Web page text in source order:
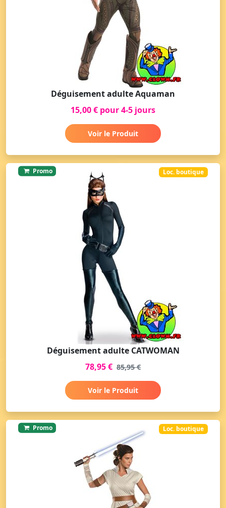
Déguisement adulte Aquaman
15,00 € pour 4-5 jours
Voir le Produit
Promo Loc. boutique
Déguisement adulte CATWOMAN
78,95 € 85,95 €
Voir le Produit
Promo Loc. boutique